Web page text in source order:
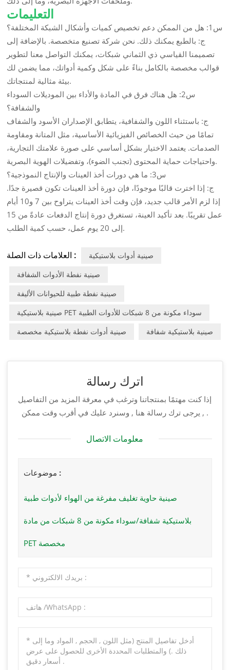
التعليمات
س1: هل من الممكن دعم تخصيص كميات وأشكال الشبكة المختلفة؟
ج: بالطبع يمكنك ذلك. نحن شركة تصنيع متخصصة. بالإضافة إلى
تصميمنا القياسي ذي الثماني شبكات، يمكنك التواصل معنا لتطوير
قوالب مخصصة بالكامل بناءً على شكل وكمية أدواتك، مما يضمن لك
بيئة مثالية لمنتجاتك.
س2: هل هناك فرق في المادة والأداء بين الموديلات السوداء
والشفافة؟
ج: باستثناء اللون والشفافية، يتطابق الإصداران الأسود والشفاف
تمامًا من حيث الخصائص الفيزيائية الأساسية، مثل المتانة ومقاومة
الصدمات. يعتمد الاختيار بشكل أساسي على صورة علامتك التجارية،
واحتياجات حماية المحتوى (تجنب الضوء)، وتفضيلات الهوية البصرية.
س3: ما هي دورات أخذ العينات والإنتاج النموذجية؟
ج: إذا اخترت قالبًا موجودًا، فإن دورة أخذ العينات تكون قصيرة جدًا.
إذا لزم الأمر قالب جديد، فإن وقت أخذ العينات يتراوح بين 7 و10 أيام
عمل تقريبًا. بعد تأكيد العينة، تستغرق دورة إنتاج الدفعات عادةً من 15
إلى 20 يوم عمل، حسب كمية الطلب.
العلامات ذات الصلة :
صينية أدوات بلاستيكية
صينية نفطة الأدوات الشفافة
صينية نفطة طبية للحيوانات الأليفة
صينية بلاستيكية PET سوداء مكونة من 8 شبكات للأدوات الطبية
صينية أدوات نفطة بلاستيكية مخصصة
صينية بلاستيكية شفافة
اترك رسالة
إذا كنت مهتمًا بمنتجاتنا وترغب في معرفة المزيد من التفاصيل
, يرجى ترك رسالة هنا , وسنرد عليك في أقرب وقت ممكن .
معلومات الاتصال
موضوعات :
صينية حاوية تغليف مفرغة من الهواء لأدوات طبية
بلاستيكية شفافة/سوداء مكونة من 8 شبكات من مادة
PET مخصصة